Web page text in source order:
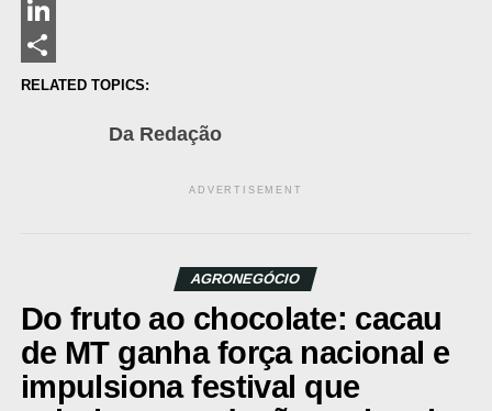
Messenger
LinkedIn
Share
RELATED TOPICS:
Da Redação
ADVERTISEMENT
AGRONEGÓCIO
Do fruto ao chocolate: cacau
de MT ganha força nacional e
impulsiona festival que